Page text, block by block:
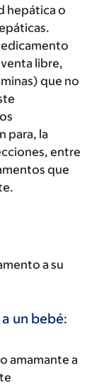
hepática o
libre,
que no
para, la
entre
que
a su
un bebé:
amamante a